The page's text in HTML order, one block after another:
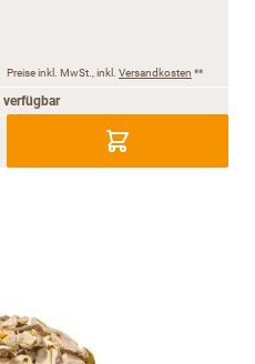
Preise inkl. MwSt., inkl. Versandkosten **
verfügbar